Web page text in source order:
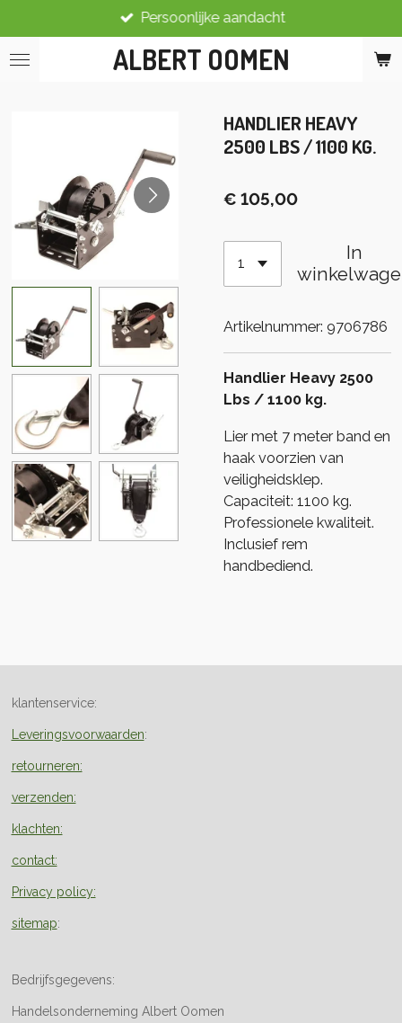
direct
naar
ALBERT OOMEN
Persoonlijke aandacht
HANDLIER HEAVY
2500 LBS / 1100 KG.
€ 105,00
In
Artikelnummer: 9706786
Handlier Heavy 2500
Lbs / 1100 kg.
Lier met 7 meter band en
haak voorzien van
veiligheidsklep.
Capaciteit: 1100 kg.
Professionele kwaliteit.
Inclusief rem
handbediend.
klantenservice:
Leveringsvoorwaarden:
retourneren:
verzenden:
klachten:
contact:
Privacy policy:
sitemap:
Bedrijfsgegevens:
Handelsonderneming Albert Oomen